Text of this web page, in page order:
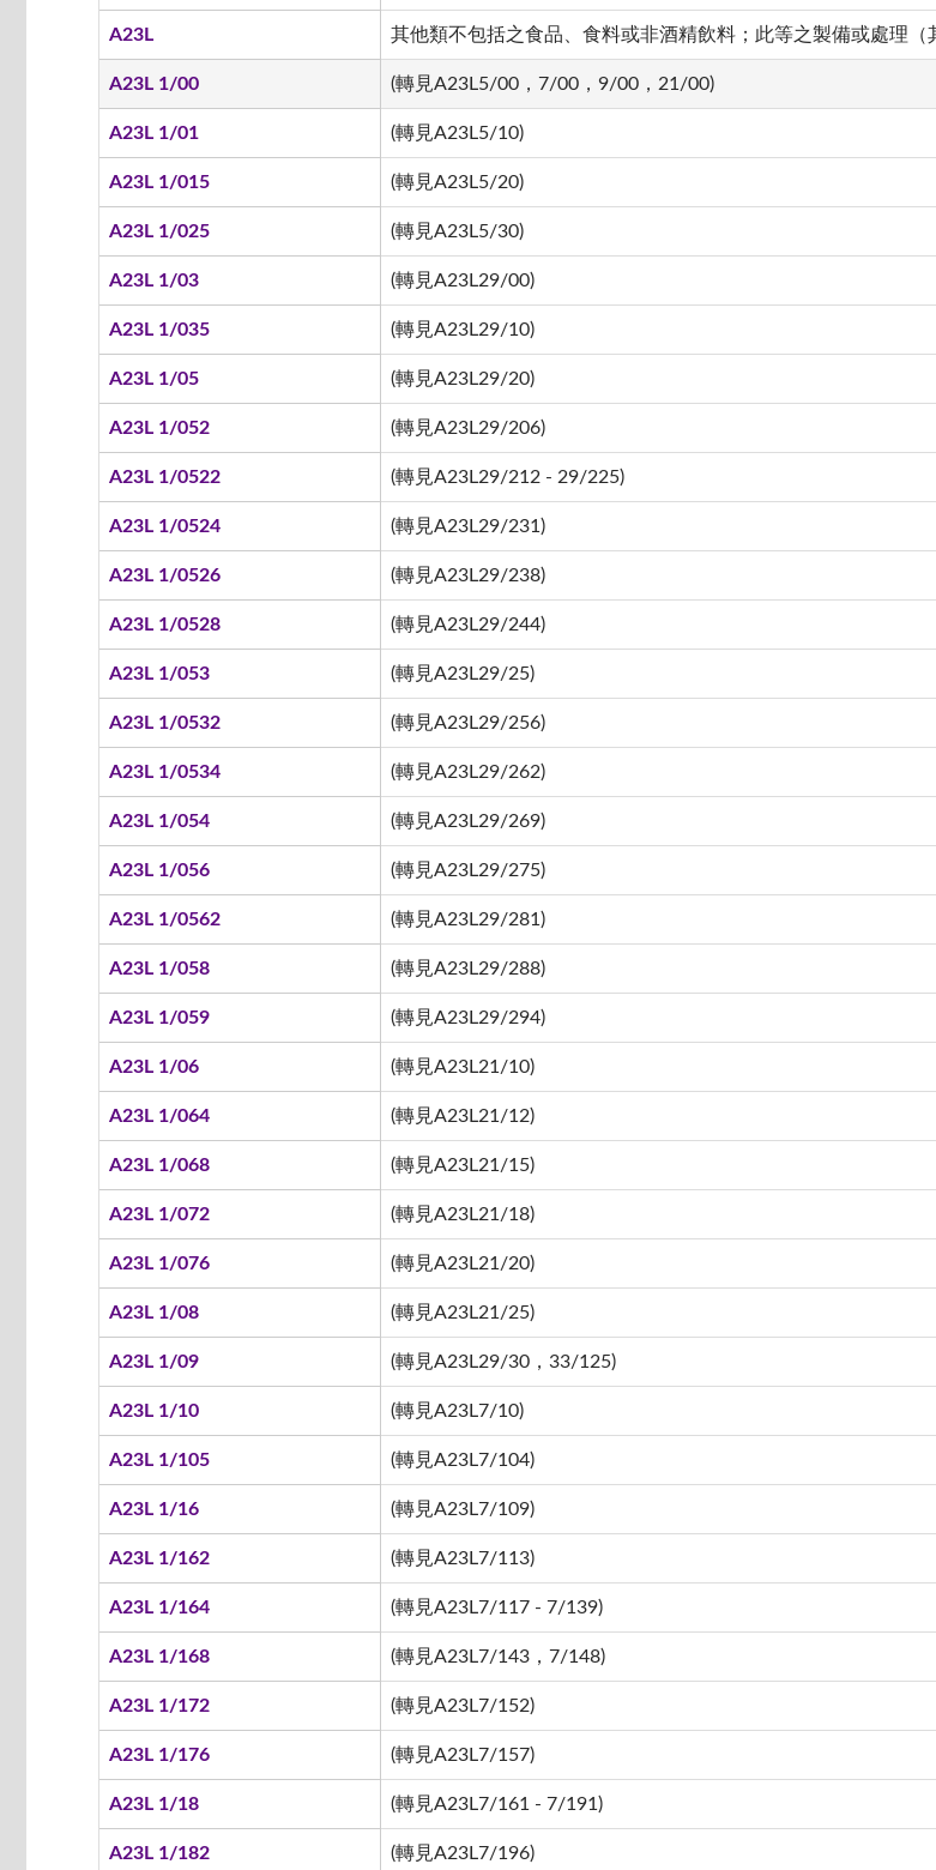
A23L 其他類不包括之食品、食料或非酒精飲料；此等之製備或處理（
A23L 1/00 (轉見A23L5/00，7/00，9/00，21/00)
A23L 1/01 (轉見A23L5/10)
A23L 1/015 (轉見A23L5/20)
A23L 1/025 (轉見A23L5/30)
A23L 1/03 (轉見A23L29/00)
A23L 1/035 (轉見A23L29/10)
A23L 1/05 (轉見A23L29/20)
A23L 1/052 (轉見A23L29/206)
A23L 1/0522 (轉見A23L29/212 - 29/225)
A23L 1/0524 (轉見A23L29/231)
A23L 1/0526 (轉見A23L29/238)
A23L 1/0528 (轉見A23L29/244)
A23L 1/053 (轉見A23L29/25)
A23L 1/0532 (轉見A23L29/256)
A23L 1/0534 (轉見A23L29/262)
A23L 1/054 (轉見A23L29/269)
A23L 1/056 (轉見A23L29/275)
A23L 1/0562 (轉見A23L29/281)
A23L 1/058 (轉見A23L29/288)
A23L 1/059 (轉見A23L29/294)
A23L 1/06 (轉見A23L21/10)
A23L 1/064 (轉見A23L21/12)
A23L 1/068 (轉見A23L21/15)
A23L 1/072 (轉見A23L21/18)
A23L 1/076 (轉見A23L21/20)
A23L 1/08 (轉見A23L21/25)
A23L 1/09 (轉見A23L29/30，33/125)
A23L 1/10 (轉見A23L7/10)
A23L 1/105 (轉見A23L7/104)
A23L 1/16 (轉見A23L7/109)
A23L 1/162 (轉見A23L7/113)
A23L 1/164 (轉見A23L7/117 - 7/139)
A23L 1/168 (轉見A23L7/143，7/148)
A23L 1/172 (轉見A23L7/152)
A23L 1/176 (轉見A23L7/157)
A23L 1/18 (轉見A23L7/161 - 7/191)
A23L 1/182 (轉見A23L7/196)